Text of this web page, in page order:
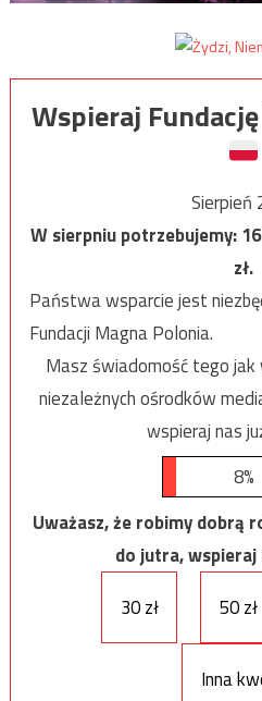
Wspieraj
Sierpień
W sierpniu potrzebujemy:
zł.
Państwa wsparcie jest
Fundacji Magna Polonia.
Masz świadomość tego
niezależnych ośrodków
wspieraj nas
8%
Uważasz, że robimy dobrą
do jutra, wspieraj
30 zł
50 zł
Inna